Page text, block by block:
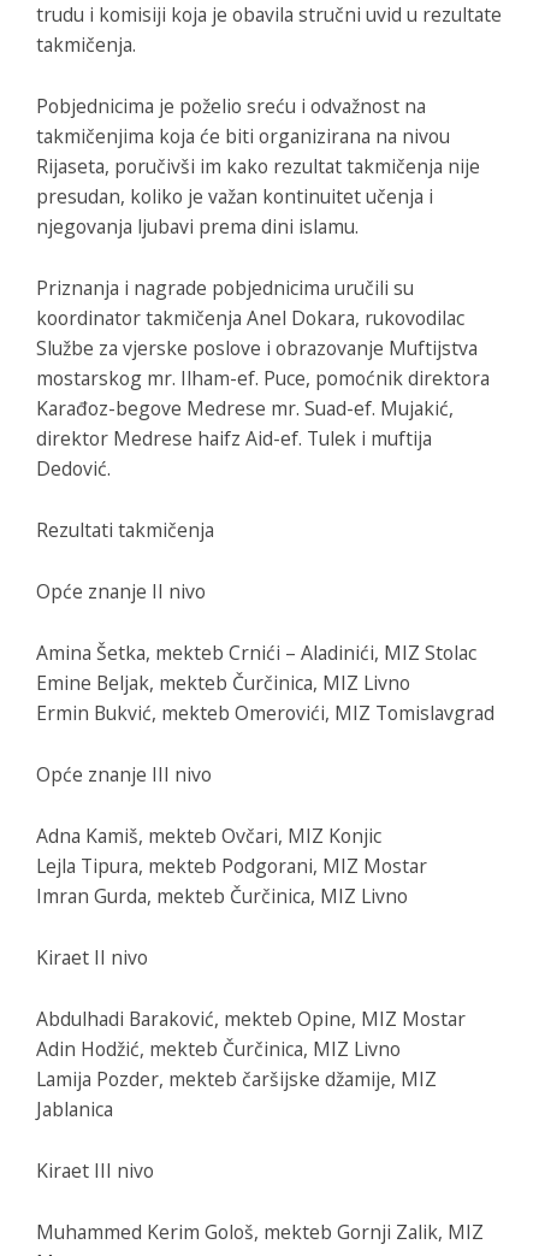
trudu i komisiji koja je obavila stručni uvid u rezultate
takmičenja.
Pobjednicima je poželio sreću i odvažnost na
takmičenjima koja će biti organizirana na nivou
Rijaseta, poručivši im kako rezultat takmičenja nije
presudan, koliko je važan kontinuitet učenja i
njegovanja ljubavi prema dini islamu.
Priznanja i nagrade pobjednicima uručili su
koordinator takmičenja Anel Dokara, rukovodilac
Službe za vjerske poslove i obrazovanje Muftijstva
mostarskog mr. Ilham-ef. Puce, pomoćnik direktora
Karađoz-begove Medrese mr. Suad-ef. Mujakić,
direktor Medrese haifz Aid-ef. Tulek i muftija
Dedović.
Rezultati takmičenja
Opće znanje II nivo
Amina Šetka, mekteb Crnići – Aladinići, MIZ Stolac
Emine Beljak, mekteb Čurčinica, MIZ Livno
Ermin Bukvić, mekteb Omerovići, MIZ Tomislavgrad
Opće znanje III nivo
Adna Kamiš, mekteb Ovčari, MIZ Konjic
Lejla Tipura, mekteb Podgorani, MIZ Mostar
Imran Gurda, mekteb Čurčinica, MIZ Livno
Kiraet II nivo
Abdulhadi Baraković, mekteb Opine, MIZ Mostar
Adin Hodžić, mekteb Čurčinica, MIZ Livno
Lamija Pozder, mekteb čaršijske džamije, MIZ
Jablanica
Kiraet III nivo
Muhammed Kerim Gološ, mekteb Gornji Zalik, MIZ